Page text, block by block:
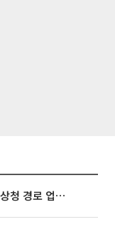
태풍 '돌핀' 오키나와 접근…일본기상청 경로 업데이트